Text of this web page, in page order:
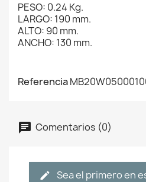
PESO: 0.24 Kg.
LARGO: 190 mm.
ALTO: 90 mm.
ANCHO: 130 mm.
Referencia
Comentarios (0)
Sea el primero en